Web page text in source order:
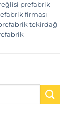
prefabrik
firması
tekirdağ